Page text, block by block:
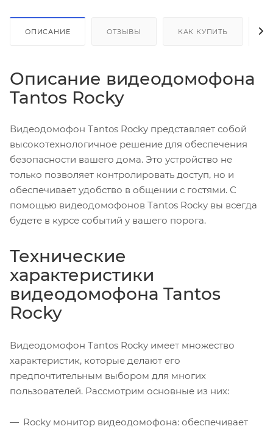
ОПИСАНИЕ ОТЗЫВЫ КАК КУПИТЬ
Описание видеодомофона
Tantos Rocky
Видеодомофон Tantos Rocky представляет собой
высокотехнологичное решение для обеспечения
безопасности вашего дома. Это устройство не
только позволяет контролировать доступ, но и
обеспечивает удобство в общении с гостями. С
помощью видеодомофонов Tantos Rocky вы всегда
будете в курсе событий у вашего порога.
Технические
характеристики
видеодомофона Tantos
Rocky
Видеодомофон Tantos Rocky имеет множество
характеристик, которые делают его
предпочтительным выбором для многих
пользователей. Рассмотрим основные из них:
Rocky монитор видеодомофона: обеспечивает